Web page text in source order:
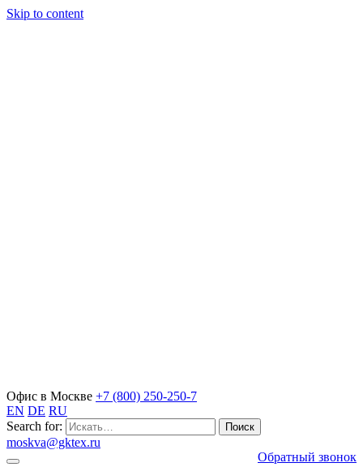
Skip to content
Офис в Москве +7 (800) 250-250-7
EN DE RU
Search for:
moskva@gktex.ru
Обратный звонок